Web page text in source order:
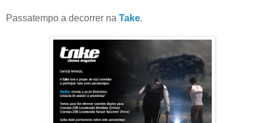
Passatempo a decorrer na Take.